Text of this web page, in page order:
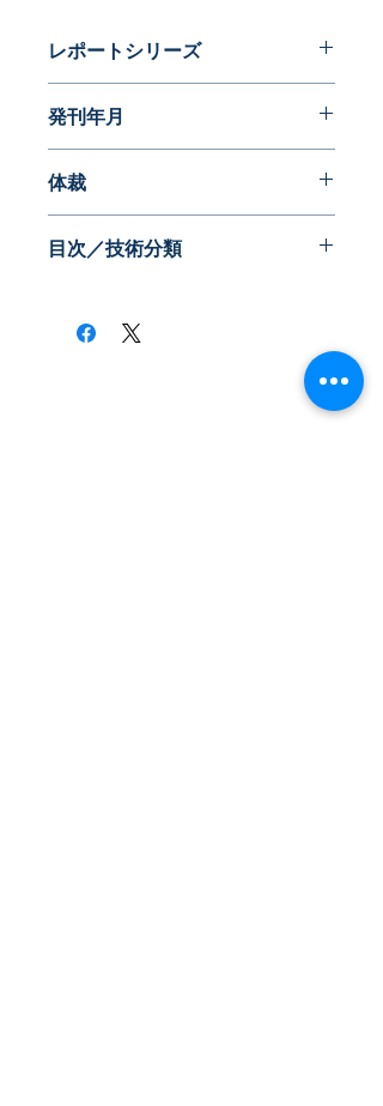
レポートシリーズ
発刊年月
体裁
目次／技術分類
​株式会社ネオテクノロジー